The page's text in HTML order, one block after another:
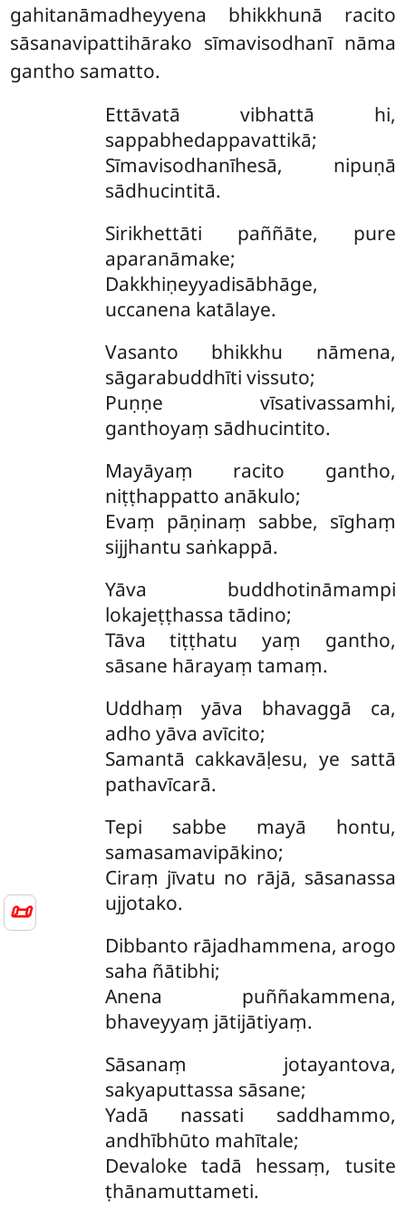
📜
gahitanāmadheyyena bhikkhunā racito
sāsanavipattihārako sīmavisodhanī nāma
gantho samatto.
Ettāvatā vibhattā hi,
sappabhedappavattikā;
Sīmavisodhanīhesā, nipuṇā
sādhucintitā.
Sirikhettāti paññāte, pure
aparanāmake;
Dakkhiṇeyyadisābhāge,
uccanena katālaye.
Vasanto bhikkhu nāmena,
sāgarabuddhīti vissuto;
Puṇṇe vīsativassamhi,
ganthoyaṃ sādhucintito.
Mayāyaṃ racito gantho,
niṭṭhappatto anākulo;
Evaṃ pāṇinaṃ sabbe, sīghaṃ
sijjhantu saṅkappā.
Yāva buddhotināmampi
lokajeṭṭhassa tādino;
Tāva tiṭṭhatu yaṃ gantho,
sāsane hārayaṃ tamaṃ.
Uddhaṃ yāva bhavaggā ca,
adho yāva avīcito;
Samantā cakkavāḷesu, ye sattā
pathavīcarā.
Tepi sabbe mayā hontu,
samasamavipākino;
Ciraṃ jīvatu no rājā, sāsanassa
ujjotako.
Dibbanto rājadhammena, arogo
saha ñātibhi;
Anena puññakammena,
bhaveyyaṃ jātijātiyaṃ.
Sāsanaṃ jotayantova,
sakyaputtassa sāsane;
Yadā nassati saddhammo,
andhībhūto mahītale;
Devaloke tadā hessaṃ, tusite
ṭhānamuttameti.